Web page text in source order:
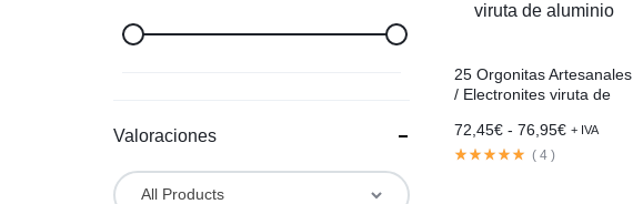
25 Orgonitas Artesanales
/ Electronites viruta de
72,45€ - 76,95€ + IVA
(4 )
Valoraciones
All Products